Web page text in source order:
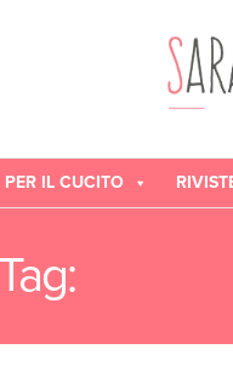
IL CUCITO
Tag: